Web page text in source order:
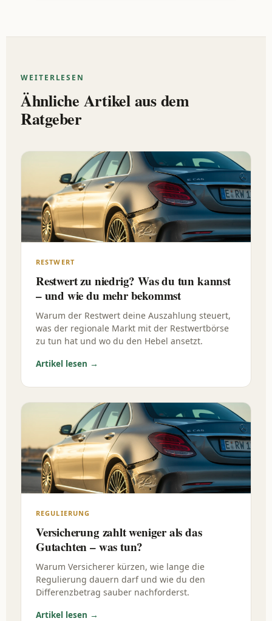
WEITERLESEN
Ähnliche Artikel aus dem
Ratgeber
RESTWERT
Restwert zu niedrig? Was du tun kannst
– und wie du mehr bekommst
Warum der Restwert deine Auszahlung steuert,
was der regionale Markt mit der Restwertbörse
zu tun hat und wo du den Hebel ansetzt.
Artikel lesen →
REGULIERUNG
Versicherung zahlt weniger als das
Gutachten – was tun?
Warum Versicherer kürzen, wie lange die
Regulierung dauern darf und wie du den
Differenzbetrag sauber nachforderst.
Artikel lesen →